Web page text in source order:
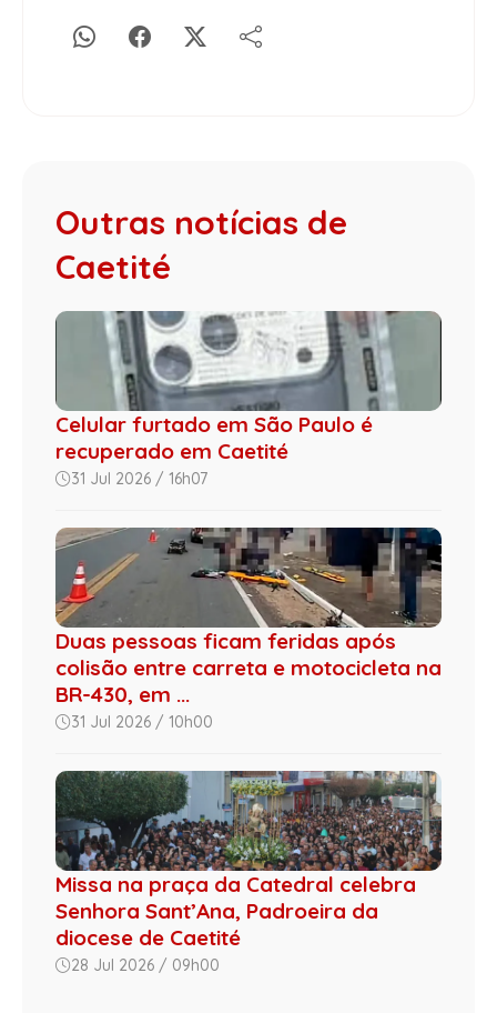
Outras notícias de
Caetité
Celular furtado em São Paulo é
recuperado em Caetité
31 Jul 2026 / 16h07
Duas pessoas ficam feridas após
colisão entre carreta e motocicleta na
BR-430, em ...
31 Jul 2026 / 10h00
Missa na praça da Catedral celebra
Senhora Sant’Ana, Padroeira da
diocese de Caetité
28 Jul 2026 / 09h00